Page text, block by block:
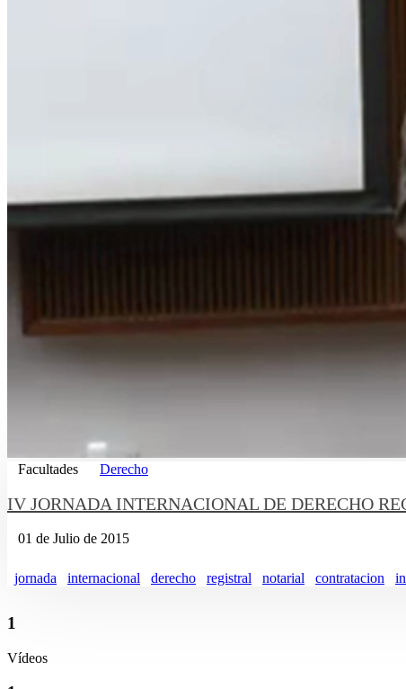
Facultades Derecho
IV JORNADA INTERNACIONAL DE DERECHO
01 de Julio de 2015
jornada internacional derecho registral notarial contratacion
1
Vídeos